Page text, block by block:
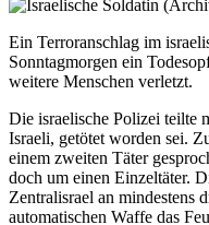
Ein Terroranschlag im
Sonntagmorgen ein
weitere Menschen verletzt.
Die israelische Polizei teilte
Israeli, getötet worden sei.
einem zweiten Täter
doch um einen Einzeltäter.
Zentralisrael an mindestens
automatischen Waffe das